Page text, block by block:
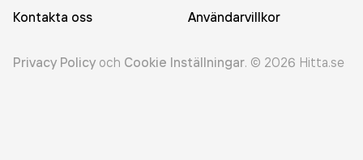
Kontakta oss
Användarvillkor
Privacy Policy och Cookie Inställningar. © 2026 Hitta.se